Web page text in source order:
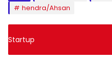
hendra/Ahsan
Startup